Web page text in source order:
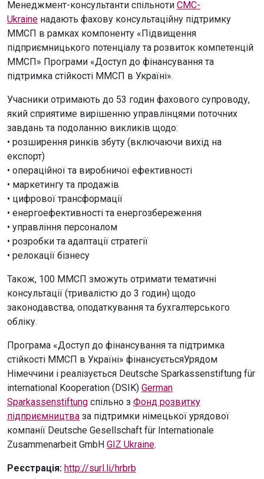
Менеджмент-консультанти спільноти CMC-
Ukraine надають фахову консультаційну підтримку
ММСП в рамках компоненту «Підвищення
підприємницького потенціалу та розвиток компетенцій
ММСП» Програми «Доступ до фінансування та
підтримка стійкості ММСП в Україні».
Учасники отримають до 53 годин фахового супроводу,
який сприятиме вирішенню управлінцями поточних
завдань та подоланню викликів щодо:
• розширення ринків збуту (включаючи вихід на
експорт)
• операційної та виробничої ефективності
• маркетингу та продажів
• цифрової трансформації
• енергоефективності та енергозбереження
• управління персоналом
• розробки та адаптації стратегії
• релокації бізнесу
Також, 100 ММСП зможуть отримати тематичні
консультації (тривалістю до 3 годин) щодо
законодавства, оподаткування та бухгалтерського
обліку.
Програма «Доступ до фінансування та підтримка
стійкості ММСП в Україні» фінансуєтьсяУрядом
Німеччини і реалізується Deutsche Sparkassenstiftung für
international Kooperation (DSIK) German
Sparkassenstiftung спільно з Фонд розвитку
підприємництва за підтримки німецької урядової
компанії Deutsche Gesellschaft für Internationale
Zusammenarbeit GmbH GIZ Ukraine.
Реєстрація: http://surl.li/hrbrb